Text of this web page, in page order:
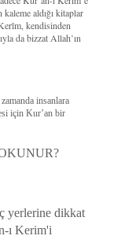
aldığı kitaplar
kendisinden
da bizzat Allah’ın
insanlara
için Kur’an bir
yerlerine dikkat
ı Kerim'i